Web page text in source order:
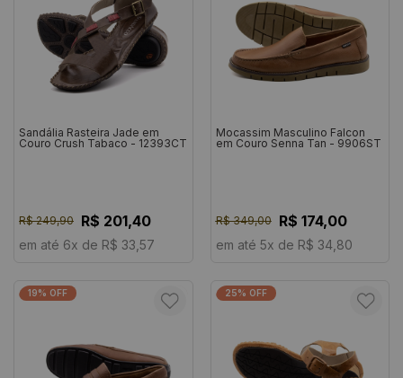
Sandália Rasteira Jade em
Couro Crush Tabaco - 12393CT
R$ 249,90 R$ 201,40
em até 6x de R$ 33,57
Mocassim Masculino Falcon
em Couro Senna Tan - 9906ST
R$ 349,00 R$ 174,00
em até 5x de R$ 34,80
19% OFF 25% OFF